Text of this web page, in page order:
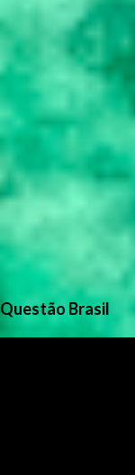
Questão Brasil